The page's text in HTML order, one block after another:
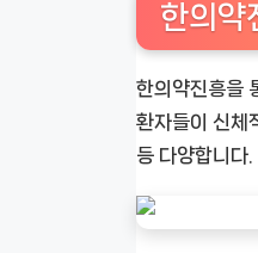
한의약
한의약진흥을
환자들이 신체
등 다양합니다